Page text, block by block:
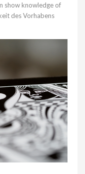
show knowledge of
des Vorhabens